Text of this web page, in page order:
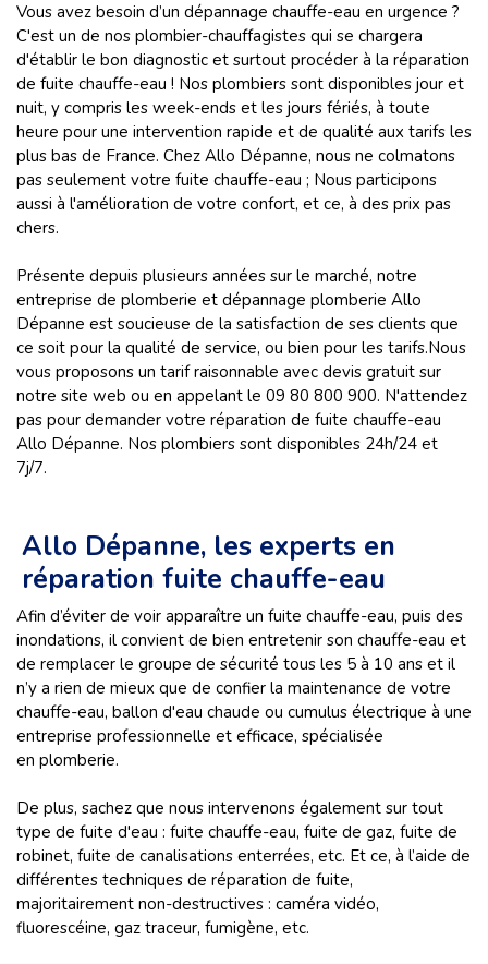
Vous avez besoin d’un dépannage chauffe-eau en urgence ?
C'est un de nos plombier-chauffagistes qui se chargera
d'établir le bon diagnostic et surtout procéder à la réparation
de fuite chauffe-eau ! Nos plombiers sont disponibles jour et
nuit, y compris les week-ends et les jours fériés, à toute
heure pour une intervention rapide et de qualité aux tarifs les
plus bas de France. Chez Allo Dépanne, nous ne colmatons
pas seulement votre fuite chauffe-eau ; Nous participons
aussi à l'amélioration de votre confort, et ce, à des prix pas
chers.
Présente depuis plusieurs années sur le marché, notre
entreprise de plomberie et dépannage plomberie Allo
Dépanne est soucieuse de la satisfaction de ses clients que
ce soit pour la qualité de service, ou bien pour les tarifs.Nous
vous proposons un tarif raisonnable avec devis gratuit sur
notre site web ou en appelant le 09 80 800 900. N'attendez
pas pour demander votre réparation de fuite chauffe-eau
Allo Dépanne. Nos plombiers sont disponibles 24h/24 et
7j/7.
Allo Dépanne, les experts en
réparation fuite chauffe-eau
Afin d’éviter de voir apparaître un fuite chauffe-eau, puis des
inondations, il convient de bien entretenir son chauffe-eau et
de remplacer le groupe de sécurité tous les 5 à 10 ans et il
n’y a rien de mieux que de confier la maintenance de votre
chauffe-eau, ballon d'eau chaude ou cumulus électrique à une
entreprise professionnelle et efficace, spécialisée
en plomberie.
De plus, sachez que nous intervenons également sur tout
type de fuite d'eau : fuite chauffe-eau, fuite de gaz, fuite de
robinet, fuite de canalisations enterrées, etc. Et ce, à l’aide de
différentes techniques de réparation de fuite,
majoritairement non-destructives : caméra vidéo,
fluorescéine, gaz traceur, fumigène, etc.